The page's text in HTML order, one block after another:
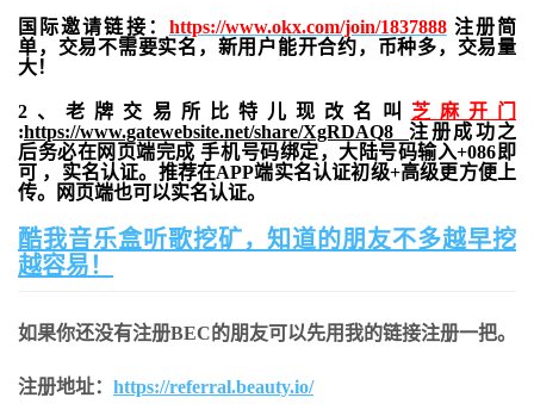
国际邀请链接： https://www.okx.com/join/1837888注册简
单，交易不需要实名，新用户能开合约， 币种多，交易量
大！
2、老牌交易所比特儿现改名叫 芝麻开门
:https://www.gatewebsite.net/share/XgRDAQ8 注册成功之
后务必在网页端完成 手机号码绑定，大陆号码输入+086即
可 ，实名认证。推荐在APP端实名认证初级+高级更方便上
传。网页端也可以实名认证。
酷我音乐盒听歌挖矿，知道的朋友不多越早挖
越容易！
如果你还没有注册BEC的朋友可以先用我的链接注册一把。
注册地址： https://referral.beauty.io/